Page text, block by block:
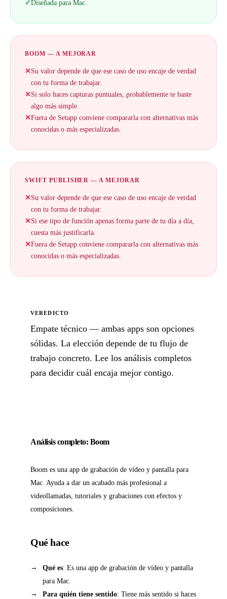
✓Diseñada para Mac.
BOOM — A MEJORAR
✕Su valor depende de que ese caso de uso encaje de verdad
con tu forma de trabajar.
✕Si solo haces capturas puntuales, probablemente te baste
algo más simple.
✕Fuera de Setapp conviene compararla con alternativas más
conocidas o más especializadas.
SWIFT PUBLISHER — A MEJORAR
✕Su valor depende de que ese caso de uso encaje de verdad
con tu forma de trabajar.
✕Si ese tipo de función apenas forma parte de tu día a día,
cuesta más justificarla.
✕Fuera de Setapp conviene compararla con alternativas más
conocidas o más especializadas.
VEREDICTO
Empate técnico — ambas apps son opciones
sólidas. La elección depende de tu flujo de
trabajo concreto. Lee los análisis completos
para decidir cuál encaja mejor contigo.
Análisis completo: Boom
Boom es una app de grabación de vídeo y pantalla para
Mac. Ayuda a dar un acabado más profesional a
videollamadas, tutoriales y grabaciones con efectos y
composiciones.
Qué hace
Qué es: Es una app de grabación de vídeo y pantalla
para Mac.
Para quién tiene sentido: Tiene más sentido si haces